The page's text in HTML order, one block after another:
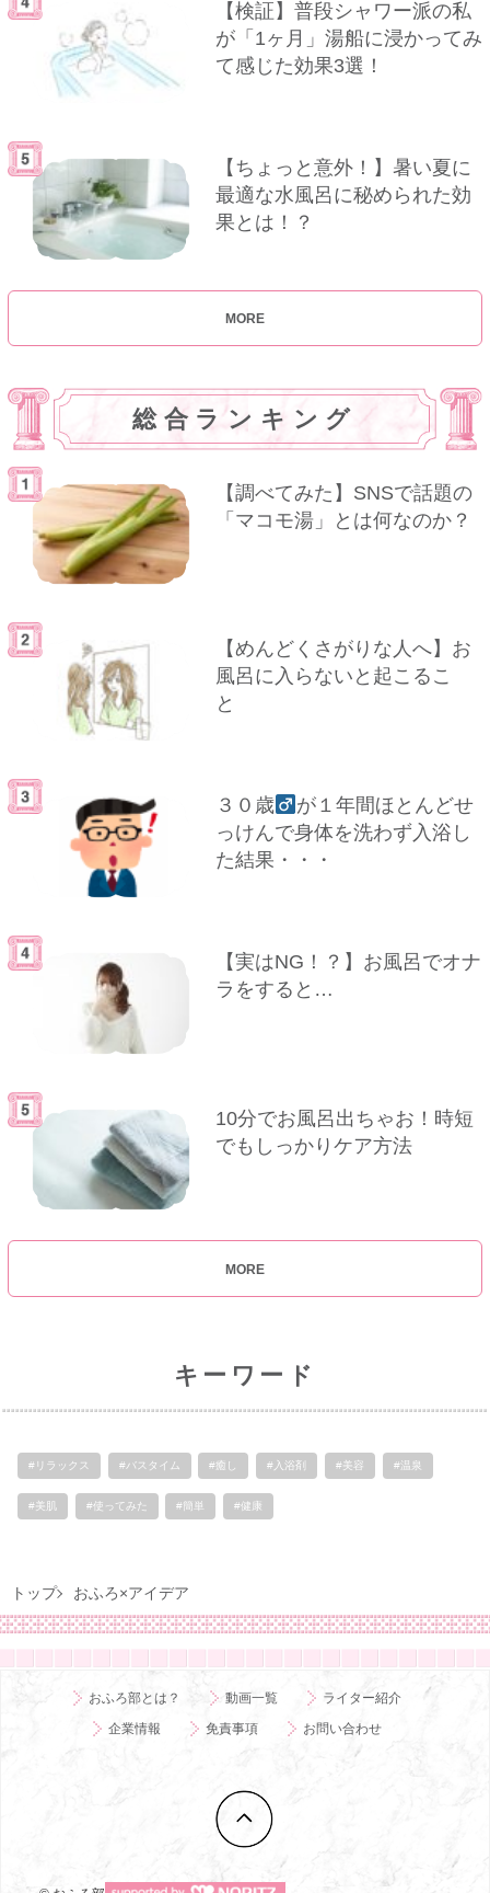
【検証】普段シャワー派の私
が「1ヶ月」湯船に浸かってみ
て感じた効果3選！
【ちょっと意外！】暑い夏に
最適な水風呂に秘められた効
果とは！？
MORE
総合ランキング
【調べてみた】SNSで話題の
「マコモ湯」とは何なのか？
【めんどくさがりな人へ】お
風呂に入らないと起こるこ
と
３０歳
が１年間ほとんどせ
っけんで身体を洗わず入浴し
た結果・・・
【実はNG！？】お風呂でオナ
ラをすると…
10分でお風呂出ちゃお！時短
でもしっかりケア方法
MORE
キーワード
#リラックス #バスタイム #癒し #入浴剤 #美容 #温泉
#美肌 #使ってみた #簡単 #健康
トップ おふろ×アイデア
おふろ部とは？ 動画一覧
ライター紹介
企業情報
免責事項 お問い合わせ